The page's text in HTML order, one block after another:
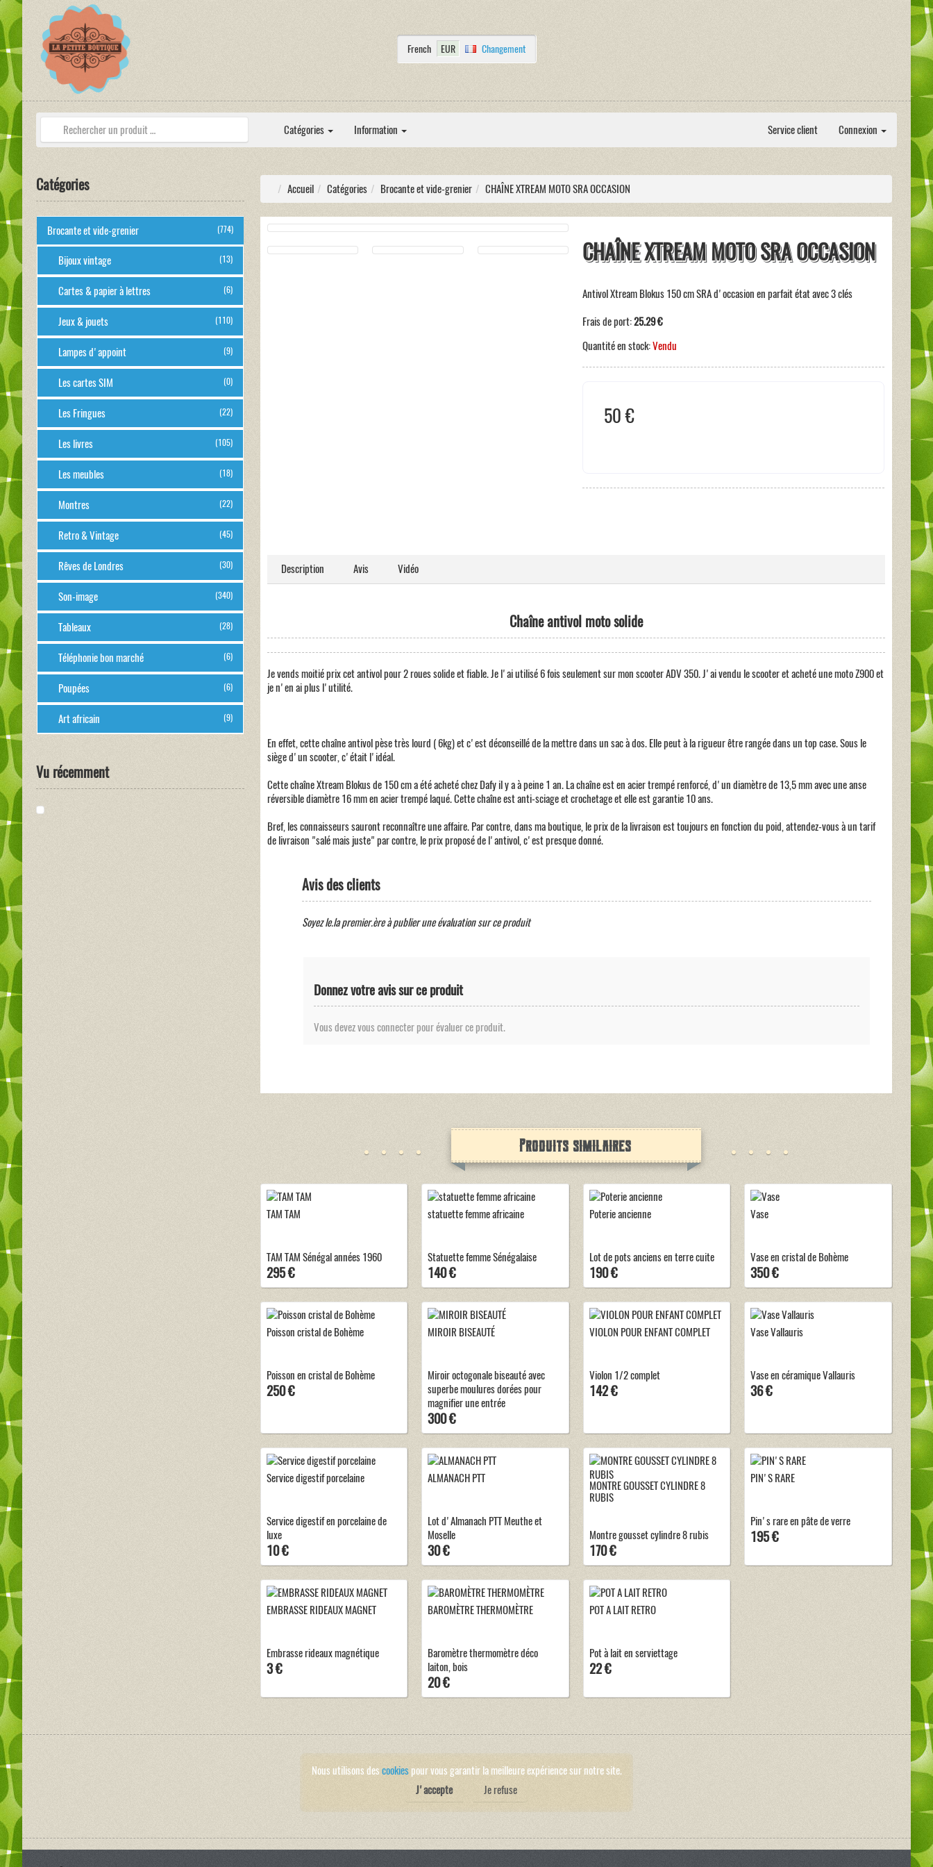
French EUR Changement
Catégories Information Service client Connexion
Catégories
Brocante et vide-grenier (774)
Bijoux vintage (13)
Cartes & papier à lettres (6)
Jeux & jouets (110)
Lampes d'appoint (9)
Les cartes SIM (0)
Les Fringues (22)
Les livres (105)
Les meubles (18)
Montres (22)
Retro & Vintage (45)
Rêves de Londres (30)
Son-image (340)
Tableaux (28)
Téléphonie bon marché (6)
Poupées (6)
Art africain (9)
Vu récemment
Accueil Catégories Brocante et vide-grenier CHAÎNE XTREAM MOTO SRA OCCASION
CHAÎNE XTREAM MOTO SRA OCCASION
Antivol Xtream Blokus 150 cm SRA d'occasion en parfait état avec 3 clés
Frais de port:25.29 €
Quantité en stock:Vendu
50 €
Description Avis Vidéo
Chaîne antivol moto solide
Je vends moitié prix cet antivol pour 2 roues solide et fiable. Je l'ai utilisé 6 fois seulement sur mon scooter ADV 350. J'ai vendu le scooter et acheté une moto Z900 et
je n'en ai plus l'utilité.
En effet, cette chaîne antivol pèse très lourd ( 6kg) et c'est déconseillé de la mettre dans un sac à dos. Elle peut à la rigueur être rangée dans un top case. Sous le
siège d'un scooter, c'était l'idéal.
Cette chaîne Xtream Blokus de 150 cm a été acheté chez Dafy il y a à peine 1 an. La chaîne est en acier trempé renforcé, d'un diamètre de 13,5 mm avec une anse
réversible diamètre 16 mm en acier trempé laqué. Cette chaîne est anti-sciage et crochetage et elle est garantie 10 ans.
Bref, les connaisseurs sauront reconnaître une affaire. Par contre, dans ma boutique, le prix de la livraison est toujours en fonction du poid, attendez-vous à un tarif
de livraison "salé mais juste" par contre, le prix proposé de l'antivol, c'est presque donné.
Avis des clients
Soyez le.la premier.ère à publier une évaluation sur ce produit
Donnez votre avis sur ce produit
Vous devez vous connecter pour évaluer ce produit.
Produits similaires
TAM TAM
TAM TAM Sénégal années 1960
295 €
statuette femme africaine
Statuette femme Sénégalaise
140 €
Poterie ancienne
Lot de pots anciens en terre cuite
190 €
Vase
Vase en cristal de Bohème
350 €
Poisson cristal de Bohème
Poisson en cristal de Bohème
250 €
MIROIR BISEAUTÉ
Miroir octogonale biseauté avec
superbe moulures dorées pour
magnifier une entrée
300 €
VIOLON POUR ENFANT COMPLET
Violon 1/2 complet
142 €
Vase Vallauris
Vase en céramique Vallauris
36 €
Service digestif porcelaine
Service digestif en porcelaine de
luxe
10 €
ALMANACH PTT
Lot d'Almanach PTT Meuthe et
Moselle
30 €
MONTRE GOUSSET CYLINDRE 8
RUBIS
Montre gousset cylindre 8 rubis
170 €
PIN'S RARE
Pin's rare en pâte de verre
195 €
EMBRASSE RIDEAUX MAGNET
Embrasse rideaux magnétique
3 €
BAROMÈTRE THERMOMÈTRE
Baromètre thermomètre déco
laiton, bois
20 €
POT A LAIT RETRO
Pot à lait en serviettage
22 €
Nous utilisons des cookiespour vous garantir la meilleure expérience sur notre site.
J'accepte
Je refuse